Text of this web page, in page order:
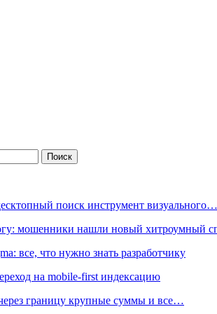
поиск инструмент визуального…
мошенники нашли новый хитроумный
все, что нужно знать разработчику
на mobile‑first индексацию
границу крупные суммы и все…